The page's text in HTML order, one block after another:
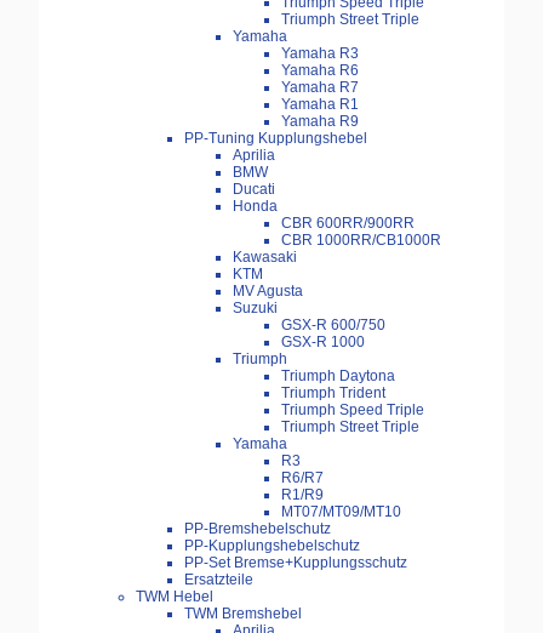
Triumph Street Triple
Yamaha
Yamaha R3
Yamaha R6
Yamaha R7
Yamaha R1
Yamaha R9
PP-Tuning Kupplungshebel
Aprilia
BMW
Ducati
Honda
CBR 600RR/900RR
CBR 1000RR/CB1000R
Kawasaki
KTM
MV Agusta
Suzuki
GSX-R 600/750
GSX-R 1000
Triumph
Triumph Daytona
Triumph Trident
Triumph Speed Triple
Triumph Street Triple
Yamaha
R3
R6/R7
R1/R9
MT07/MT09/MT10
PP-Bremshebelschutz
PP-Kupplungshebelschutz
PP-Set Bremse+Kupplungsschutz
Ersatzteile
TWM Hebel
TWM Bremshebel